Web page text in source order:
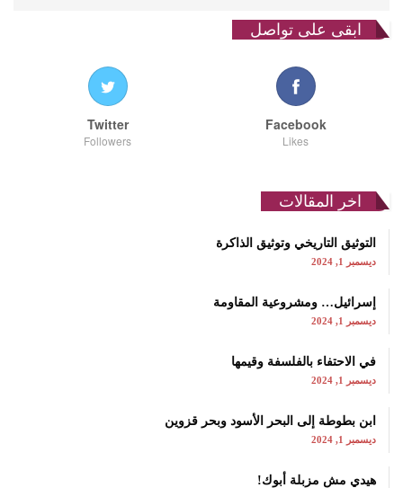
ابقى على تواصل
Facebook
Likes
Twitter
Followers
اخر المقالات
التوثيق التاريخي وتوثيق الذاكرة
ديسمبر 1, 2024
إسرائيل… ومشروعية المقاومة
ديسمبر 1, 2024
في الاحتفاء بالفلسفة وقيمها
ديسمبر 1, 2024
ابن بطوطة إلى البحر الأسود وبحر قزوين
ديسمبر 1, 2024
هيدي مش مزبلة أبوك!